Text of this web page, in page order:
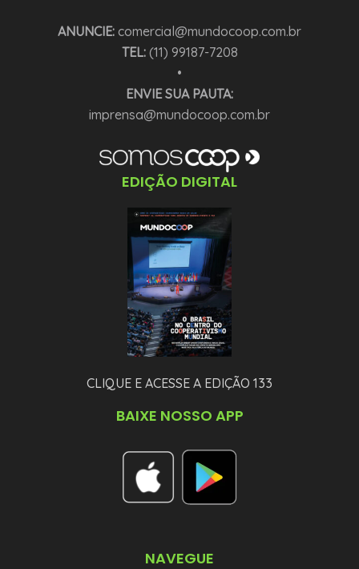
ANUNCIE: comercial@mundocoop.com.br
TEL:(11) 99187-7208
•
ENVIE SUA PAUTA:
imprensa@mundocoop.com.br
EDIÇÃO DIGITAL
CLIQUE E ACESSE A EDIÇÃO 133
BAIXE NOSSO APP
NAVEGUE